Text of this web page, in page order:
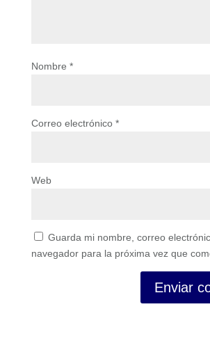
Nombre *
Correo electrónico *
Web
Guarda mi nombre, correo
navegador para la próxima vez que